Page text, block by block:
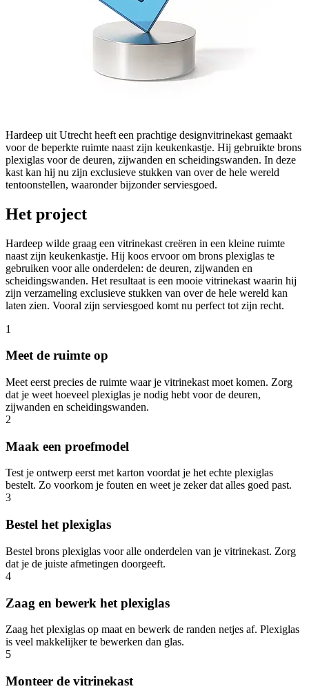
Hardeep uit Utrecht heeft een prachtige designvitrinekast gemaakt
voor de beperkte ruimte naast zijn keukenkastje. Hij gebruikte brons
plexiglas voor de deuren, zijwanden en scheidingswanden. In deze
kast kan hij nu zijn exclusieve stukken van over de hele wereld
tentoonstellen, waaronder bijzonder serviesgoed.
Het project
Hardeep wilde graag een vitrinekast creëren in een kleine ruimte
naast zijn keukenkastje. Hij koos ervoor om brons plexiglas te
gebruiken voor alle onderdelen: de deuren, zijwanden en
scheidingswanden. Het resultaat is een mooie vitrinekast waarin hij
zijn verzameling exclusieve stukken van over de hele wereld kan
laten zien. Vooral zijn serviesgoed komt nu perfect tot zijn recht.
1
Meet de ruimte op
Meet eerst precies de ruimte waar je vitrinekast moet komen. Zorg
dat je weet hoeveel plexiglas je nodig hebt voor de deuren,
zijwanden en scheidingswanden.
2
Maak een proefmodel
Test je ontwerp eerst met karton voordat je het echte plexiglas
bestelt. Zo voorkom je fouten en weet je zeker dat alles goed past.
3
Bestel het plexiglas
Bestel brons plexiglas voor alle onderdelen van je vitrinekast. Zorg
dat je de juiste afmetingen doorgeeft.
4
Zaag en bewerk het plexiglas
Zaag het plexiglas op maat en bewerk de randen netjes af. Plexiglas
is veel makkelijker te bewerken dan glas.
5
Monteer de vitrinekast